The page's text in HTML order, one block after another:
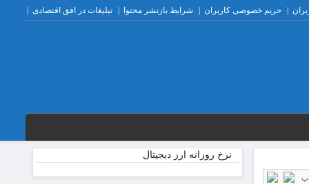
حریم خصوصی کاربران شرایط بازنشر محتوا تبلیغات در افق اقتصادی
پ
نرخ روزانه ارز دیجیتال